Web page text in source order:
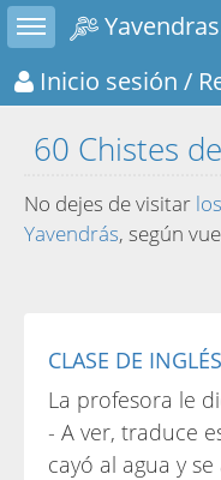
Toggle sidebar
Inicio sesión /
60 Chistes
No dejes de visitar
Yavendrás, según
CLASE DE INGLÉS
La profesora le
- A ver, traduce
cayó al agua y